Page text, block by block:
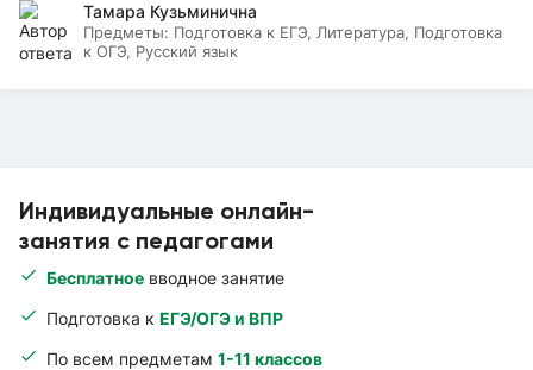
Индивидуальные онлайн-
занятия с педагогами
Бесплатное вводное занятие
Подготовка к ЕГЭ/ОГЭ и ВПР
По всем предметам 1-11 классов
Тамара Кузьминична
Предметы: Подготовка к ЕГЭ, Литература, Подготовка
к ОГЭ, Русский язык